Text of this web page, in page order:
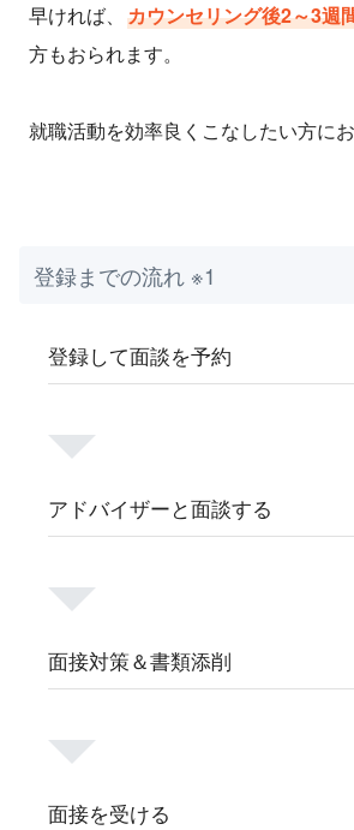
早ければ、 カウンセリング後2～3週
方もおられます。
就職活動を効率良くこなしたい方にお
登録までの流れ ※1
登録して面談を予約
アドバイザーと面談する
面接対策＆書類添削
面接を受ける